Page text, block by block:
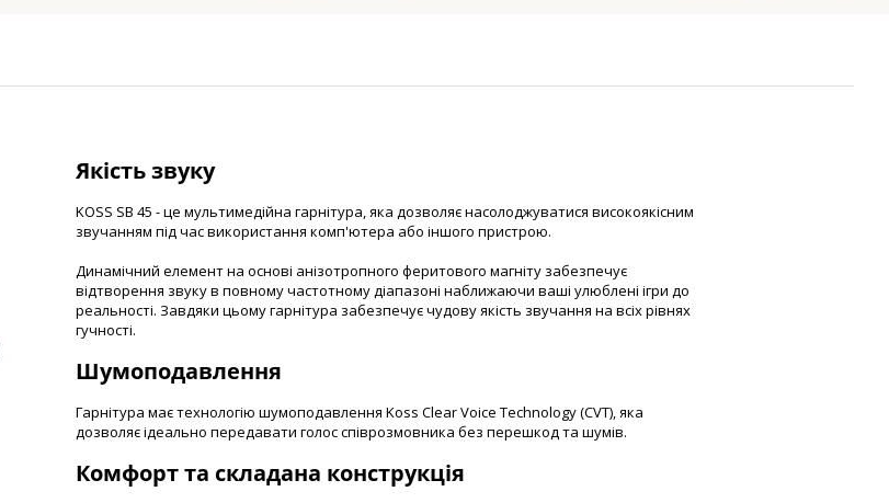
Якість звуку
KOSS SB 45 - це мультимедійна гарнітура, яка дозволяє насолоджуватися високоякісним
звучанням під час використання комп'ютера або іншого пристрою.
Динамічний елемент на основі анізотропного феритового магніту забезпечує
відтворення звуку в повному частотному діапазоні наближаючи ваші улюблені ігри до
реальності. Завдяки цьому гарнітура забезпечує чудову якість звучання на всіх рівнях
гучності.
Шумоподавлення
Гарнітура має технологію шумоподавлення Koss Clear Voice Technology (CVT), яка
дозволяє ідеально передавати голос співрозмовника без перешкод та шумів.
Комфорт та складана конструкція